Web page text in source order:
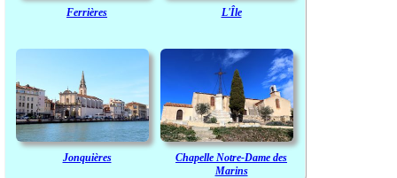
Ferrières L'Île
Jonquières
Chapelle Notre-Dame des
Marins